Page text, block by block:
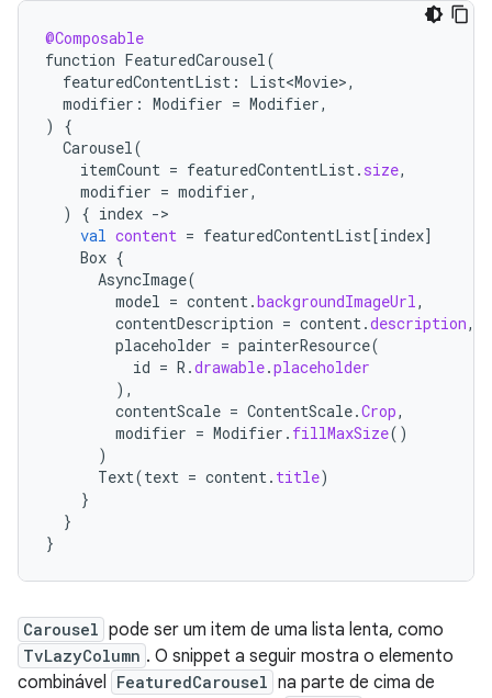
@Composable
function FeaturedCarousel (
featuredContentList : List<Movie>,
modifier : Modifier = Modifier,
)
{
Carousel (
itemCount = featuredContentList . size,
modifier = modifier,
)
{ index -
val content = featuredContentList[index]
Box {
AsyncImage(
model = content .backgroundImageUrl ,
contentDescription = content .description,
placeholder = painterResource(
id = R .drawable.placeholder
),
contentScale = ContentScale.Crop,
modifier = Modifier . fillMaxSize()
)
Text(text = content . title)
}
}
}
Carousel pode ser um item de uma lista lenta, como
TvLazyColumn . O snippet a seguir mostra o elemento
combinável
FeaturedCarousel na parte de cima de